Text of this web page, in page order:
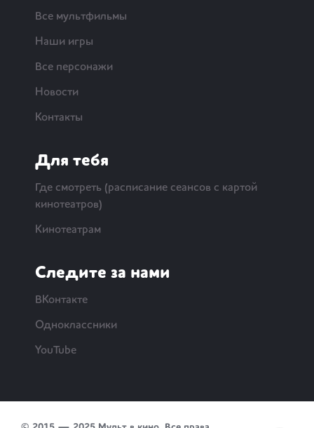
Все мультфильмы
Наши игры
Все персонажи
Новости
Контакты
Для тебя
Где смотреть (расписание сеансов с картой
кинотеатров)
Кинотеатрам
Следите за нами
ВКонтакте
Одноклассники
YouTube